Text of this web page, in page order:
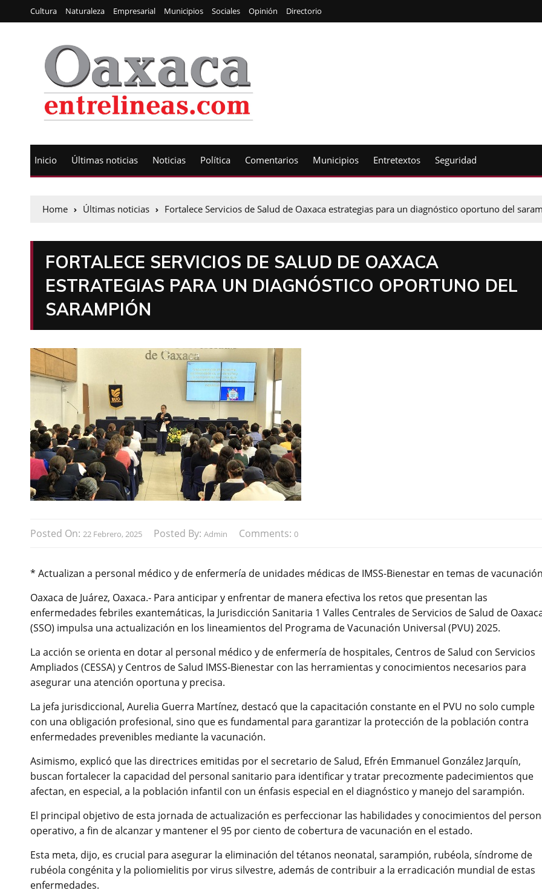
Cultura Naturaleza Empresarial Municipios Sociales Opinión Directorio
Inicio Últimas noticias Noticias Política Comentarios Municipios Entretextos Seguridad
Home Últimas noticias Fortalece Servicios de Salud de Oaxaca estrategias para un diagnóstico oportuno del
FORTALECE SERVICIOS DE SALUD DE OAXACA
ESTRATEGIAS PARA UN DIAGNÓSTICO OPORTUNO DEL
SARAMPIÓN
Posted On: 22 Febrero, 2025 Posted By: Admin Comments: 0
* Actualizan a personal médico y de enfermería de unidades médicas de IMSS-Bienestar en temas de
Oaxaca de Juárez, Oaxaca.- Para anticipar y enfrentar de manera efectiva los retos que presentan las
enfermedades febriles exantemáticas, la Jurisdicción Sanitaria 1 Valles Centrales de Servicios de Salud de
(SSO) impulsa una actualización en los lineamientos del Programa de Vacunación Universal (PVU) 2025.
La acción se orienta en dotar al personal médico y de enfermería de hospitales, Centros de Salud con Servicios
Ampliados (CESSA) y Centros de Salud IMSS-Bienestar con las herramientas y conocimientos necesarios para
asegurar una atención oportuna y precisa.
La jefa jurisdiccional, Aurelia Guerra Martínez, destacó que la capacitación constante en el PVU no solo cumple
con una obligación profesional, sino que es fundamental para garantizar la protección de la población contra
enfermedades prevenibles mediante la vacunación.
Asimismo, explicó que las directrices emitidas por el secretario de Salud, Efrén Emmanuel González Jarquín,
buscan fortalecer la capacidad del personal sanitario para identificar y tratar precozmente padecimientos que
afectan, en especial, a la población infantil con un énfasis especial en el diagnóstico y manejo del sarampión.
El principal objetivo de esta jornada de actualización es perfeccionar las habilidades y conocimientos del
operativo, a fin de alcanzar y mantener el 95 por ciento de cobertura de vacunación en el estado.
Esta meta, dijo, es crucial para asegurar la eliminación del tétanos neonatal, sarampión, rubéola, síndrome de
rubéola congénita y la poliomielitis por virus silvestre, además de contribuir a la erradicación mundial de estas
enfermedades.